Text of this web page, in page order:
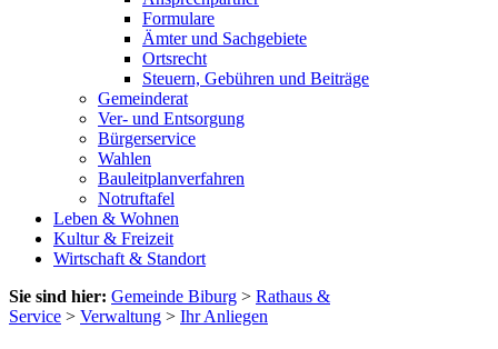
Formulare
Ämter und Sachgebiete
Ortsrecht
Steuern, Gebühren und Beiträge
Gemeinderat
Ver- und Entsorgung
Bürgerservice
Wahlen
Bauleitplanverfahren
Notruftafel
Leben & Wohnen
Kultur & Freizeit
Wirtschaft & Standort
Sie sind hier: Gemeinde Biburg > Rathaus &
Service > Verwaltung > Ihr Anliegen